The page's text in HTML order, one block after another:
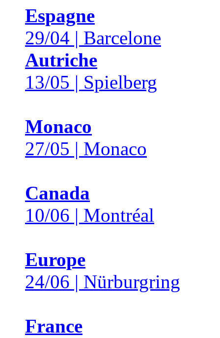
Espagne
29/04 | Barcelone
Autriche
13/05 | Spielberg
Monaco
27/05 | Monaco
Canada
10/06 | Montréal
Europe
24/06 | Nürburgring
France